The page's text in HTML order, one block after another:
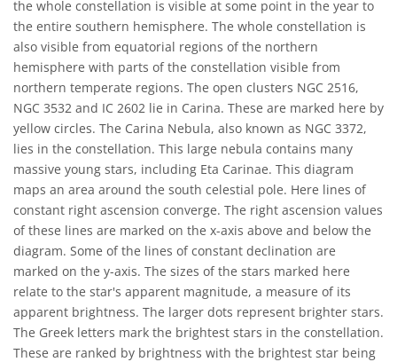
the whole constellation is visible at some point in the year to
the entire southern hemisphere. The whole constellation is
also visible from equatorial regions of the northern
hemisphere with parts of the constellation visible from
northern temperate regions. The open clusters NGC 2516,
NGC 3532 and IC 2602 lie in Carina. These are marked here by
yellow circles. The Carina Nebula, also known as NGC 3372,
lies in the constellation. This large nebula contains many
massive young stars, including Eta Carinae. This diagram
maps an area around the south celestial pole. Here lines of
constant right ascension converge. The right ascension values
of these lines are marked on the x-axis above and below the
diagram. Some of the lines of constant declination are
marked on the y-axis. The sizes of the stars marked here
relate to the star's apparent magnitude, a measure of its
apparent brightness. The larger dots represent brighter stars.
The Greek letters mark the brightest stars in the constellation.
These are ranked by brightness with the brightest star being